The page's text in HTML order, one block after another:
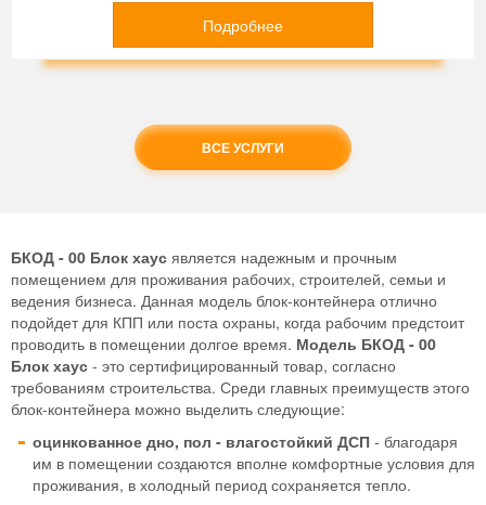
Подробнее
ВСЕ УСЛУГИ
БКОД - 00 Блок хаус является надежным и прочным
помещением для проживания рабочих, строителей, семьи и
ведения бизнеса. Данная модель блок-контейнера отлично
подойдет для КПП или поста охраны, когда рабочим предстоит
проводить в помещении долгое время. Модель БКОД - 00
Блок хаус - это сертифицированный товар, согласно
требованиям строительства. Среди главных преимуществ этого
блок-контейнера можно выделить следующие:
оцинкованное дно, пол - влагостойкий ДСП - благодаря
им в помещении создаются вполне комфортные условия для
проживания, в холодный период сохраняется тепло.